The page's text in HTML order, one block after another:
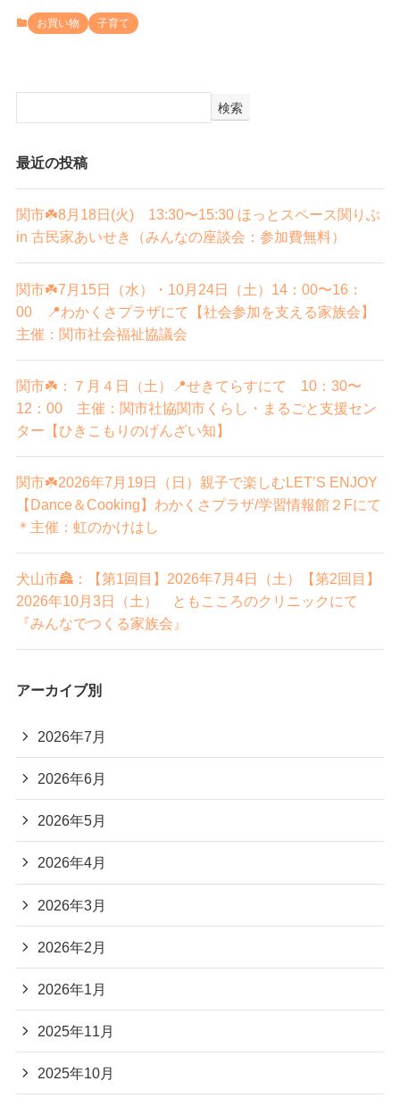
お買い物 子育て
検索
最近の投稿
関市☘️8月18日(火) 13:30〜15:30 ほっとスペース関りぶ
in 古民家あいせき（みんなの座談会：参加費無料）
関市☘️7月15日（水）・10月24日（土）14：00〜16：
00 📍わかくさプラザにて【社会参加を支える家族会】
主催：関市社会福祉協議会
関市☘️：７月４日（土）📍せきてらすにて 10：30〜
12：00 主催：関市社協関市くらし・まるごと支援セン
ター【ひきこもりのげんざい知】
関市☘️2026年7月19日（日）親子で楽しむLET’S ENJOY
【Dance＆Cooking】わかくさプラザ/学習情報館２Fにて
＊主催：虹のかけはし
犬山市🏯：【第1回目】2026年7月4日（土）【第2回目】
2026年10月3日（土） ともこころのクリニックにて
『みんなでつくる家族会』
アーカイブ別
2026年7月
2026年6月
2026年5月
2026年4月
2026年3月
2026年2月
2026年1月
2025年11月
2025年10月